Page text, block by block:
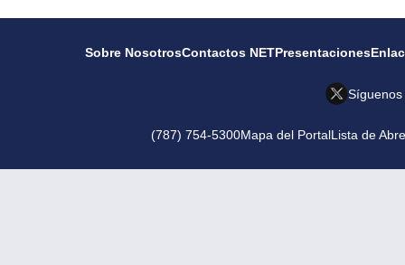
Sobre NosotrosContactos NETPresentaciones
Síguenos
(787) 754-5300Mapa del PortalLista de